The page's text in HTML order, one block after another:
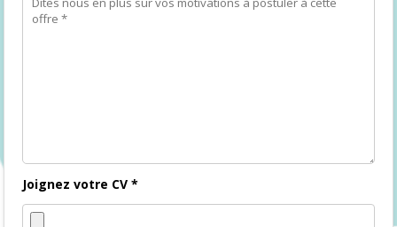
Joignez votre CV *